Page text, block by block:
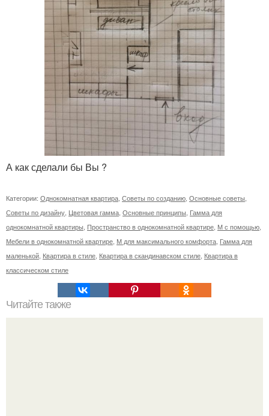
А как сделали бы Вы ?
Категории: Однокомнатная квартира Советы по созданию Основные советы
Советы по дизайну Цветовая гамма Основные принципы Гамма для
однокомнатной квартиры Пространство в однокомнатной квартире М с помощью
Мебели в однокомнатной квартире М для максимального комфорта Гамма для
маленькой Квартира в стиле Квартира в скандинавском стиле Квартира в
классическом стиле
Читайте также